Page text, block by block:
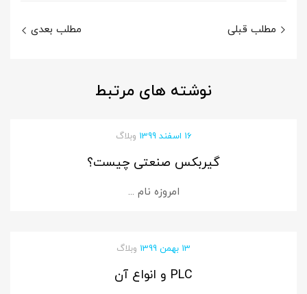
مطلب قبلی مطلب بعدی
نوشته های مرتبط
16 اسفند 1399 وبلاگ
گیربکس صنعتی چیست؟
امروزه نام ...
13 بهمن 1399 وبلاگ
PLC و انواع آن